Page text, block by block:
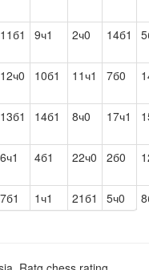
11б1 9ч1 2ч0 14б1
12ч0 10б1 11ч1 7б0
13б1 14б1 8ч0 17ч1
6ч1 4б1 22ч0 2б0
7б1 1ч1 21б1 5ч0